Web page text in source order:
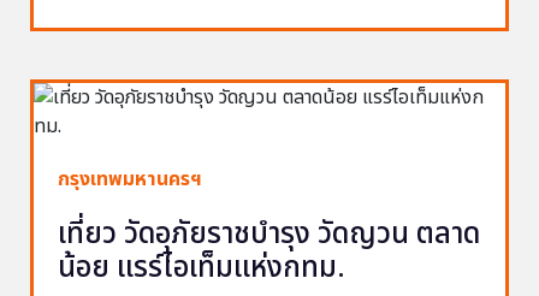
กรุงเทพมหานครฯ
เที่ยว วัดอุภัยราชบำรุง วัดญวน ตลาด
น้อย แรร์ไอเท็มแห่งกทม.